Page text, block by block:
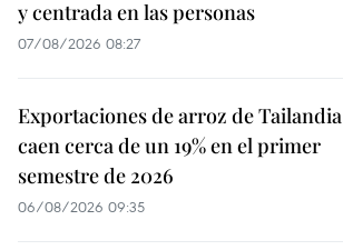
y centrada en las personas
07/08/2026 08:27
Exportaciones de arroz de Tailandia
caen cerca de un 19% en el primer
semestre de 2026
06/08/2026 09:35